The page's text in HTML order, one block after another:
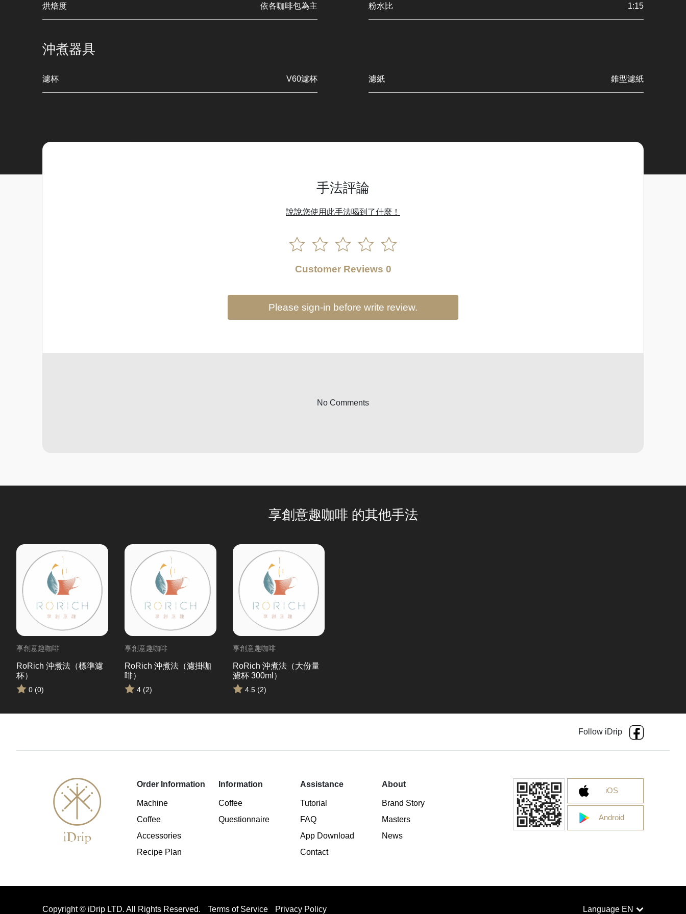
烘焙度 依各咖啡包為主 粉水比 1:15
沖煮器具
濾杯 V60濾杯 濾紙 錐型濾紙
手法評論
說說您使用此手法喝到了什麼！
Customer Reviews 0
Please sign-in before write review.
No Comments
享創意趣咖啡 的其他手法
享創意趣咖啡
RoRich 沖煮法（標準濾
杯）
0 (0)
享創意趣咖啡
RoRich 沖煮法（濾掛咖
啡）
4 (2)
享創意趣咖啡
RoRich 沖煮法（大份量
濾杯 300ml）
4.5 (2)
Follow iDrip
Order Information
Machine
Coffee
Accessories
Recipe Plan
Information
Coffee
Questionnaire
Assistance
Tutorial
FAQ
App Download
Contact
About
Brand Story
Masters
News
iOS
Android
Copyright © iDrip LTD. All Rights Reserved. Terms of Service Privacy Policy Language